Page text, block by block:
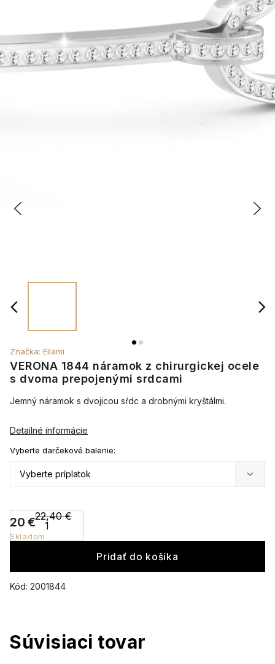
VERONA 1844 náramok z chirurgickej ocele
s dvoma prepojenými srdcami
Kód: 2001844
Značka: Ellami
22,40 €
20 €
Skladom
Vyberte darčekové balenie:
Pridať do košíka
Jemný náramok s dvojicou sŕdc a drobnými kryštálmi.
Detailné informácie
Súvisiaci tovar